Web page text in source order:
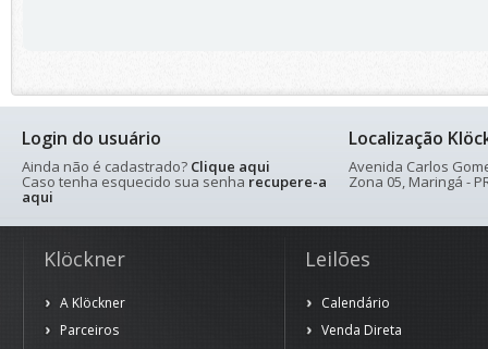
Login do usuário
Ainda não é cadastrado? Clique aqui
Caso tenha esquecido sua senha recupere-a
aqui
Localização
Avenida Carlos
Zona 05, Maringá -
Klöckner
A Klöckner
Parceiros
Leilões
Calendário
Venda Direta